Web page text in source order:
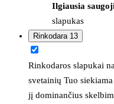
Ilgiausia
slapukas
Rinkodara 13
Rinkodaros slapukai
svetainių Tuo
jį dominančius